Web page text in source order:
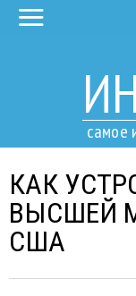
самое
КАК
ВЫСШЕЙ
США